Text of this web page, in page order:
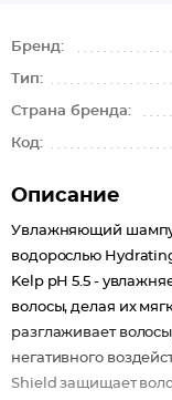
Бренд:
Тип:
Страна бренда:
Код:
Описание
Увлажняющий
водорослью
Kelp pH 5.5 -
волосы, делая их
разглаживает
негативного
Shield защищает